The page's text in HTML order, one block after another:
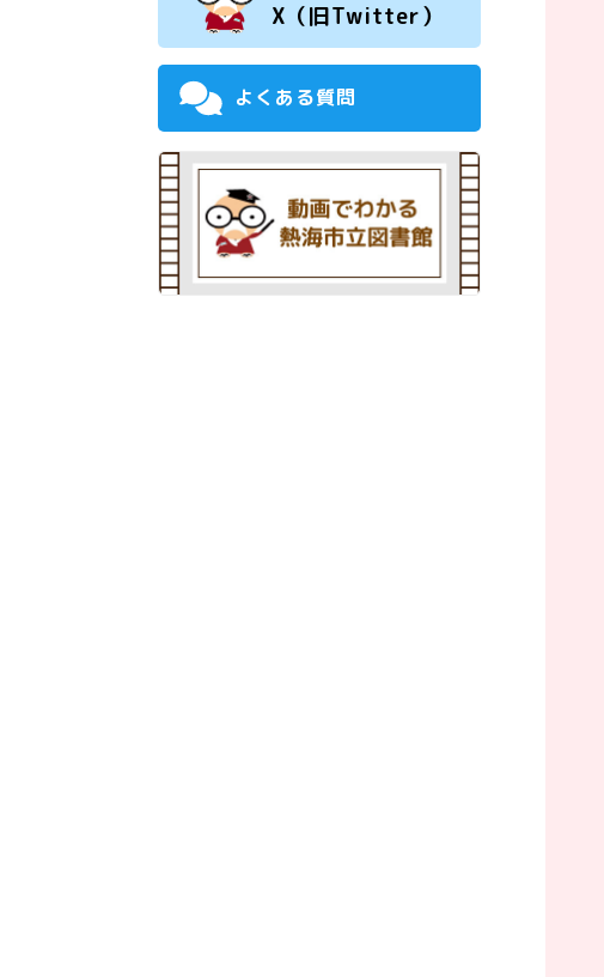
X（旧Twitter）
よくある質問